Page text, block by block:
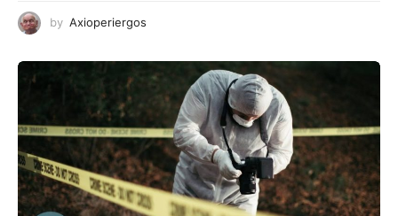
by Axioperiergos